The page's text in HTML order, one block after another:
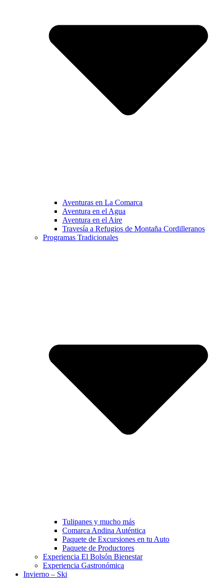
Aventuras en La Comarca
Aventura en el Agua
Aventura en el Aire
Travesía a Refugios de Montaña Cordilleranos
Programas Tradicionales
Tulipanes y mucho más
Comarca Andina Auténtica
Paquete de Excursiones en tu Auto
Paquete de Productores
Experiencia El Bolsón Bienestar
Experiencia Gastronómica
Invierno – Ski